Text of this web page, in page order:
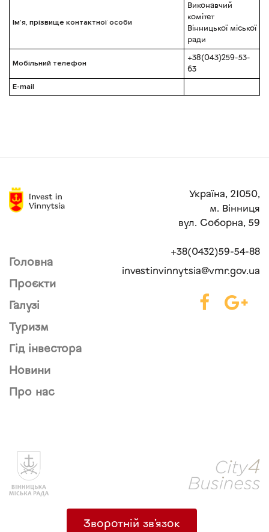
Ім’я, прізвище контактної особи
Виконавчий
комітет
Вінницької міської
ради
Мобільний телефон
+38(043)259-53-
63
E-mail
Україна, 21050,
м. Вінниця
вул. Соборна, 59
Головна
Проєкти
Галузі
Туризм
Гід інвестора
Новини
Про нас
+38(0432)59-54-88
investinvinnytsia@vmr.gov.ua
Зворотній зв’язок